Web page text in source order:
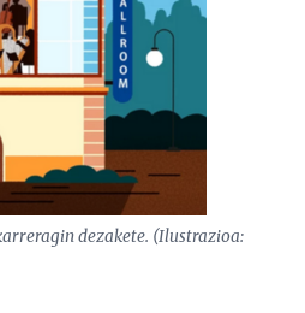
dezakete. (Ilustrazioa: